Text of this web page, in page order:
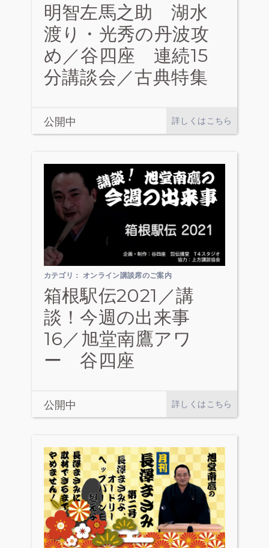
明智左馬之助 湖水
渡り・光秀の丹波攻
め／谷四座 連続15
分講談会／古典特集
公開中 詳しくはこちら
カテゴリ： オンライン講談席のご案内
箱根駅伝2021／講
談！今週の出来事
16／旭堂南鷹アワ
ー 谷四座
公開中 詳しくはこちら